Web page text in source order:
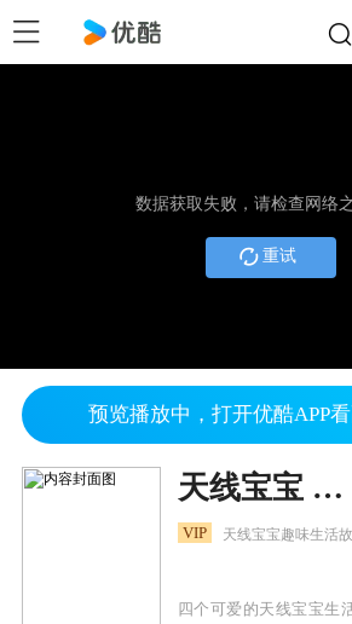
数据获取失败，请检查网络
重试
预览播放中，打开优酷APP
天线宝宝 第10部
VIP 天线宝宝趣味生活
四个可爱的天线宝宝生